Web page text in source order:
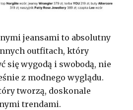
jeansami to absolutny
outfitach, który
się wygodą i swobodą, nie
z modnego wyglądu.
tworzą, doskonale
trendami.